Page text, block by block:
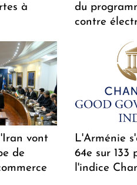
à
du
contre
vont
de
L'Arménie
64e sur 133
l'indice